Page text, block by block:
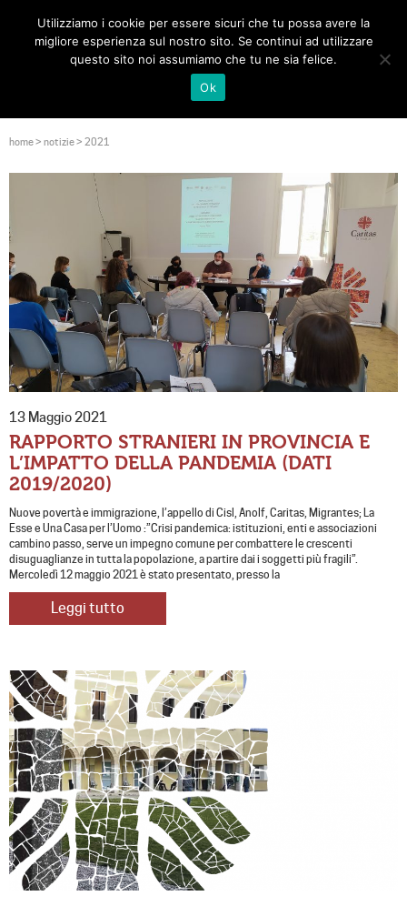
Toggle
home> notizie> 2021
13 Maggio 2021
RAPPORTO STRANIERI IN PROVINCIA E
L’IMPATTO DELLA PANDEMIA (DATI
2019/2020)
Nuove povertà e immigrazione, l’appello di Cisl, Anolf, Caritas, Migrantes; La
Esse e Una Casa per l’Uomo :”Crisi pandemica: istituzioni, enti e associazioni
cambino passo, serve un impegno comune per combattere le crescenti
disuguaglianze in tutta la popolazione, a partire dai i soggetti più fragili”.
Mercoledì 12 maggio 2021 è stato presentato, presso la
Leggi tutto
Utilizziamo i cookie per essere sicuri che tu possa avere la
migliore esperienza sul nostro sito. Se continui ad utilizzare
questo sito noi assumiamo che tu ne sia felice.
Ok